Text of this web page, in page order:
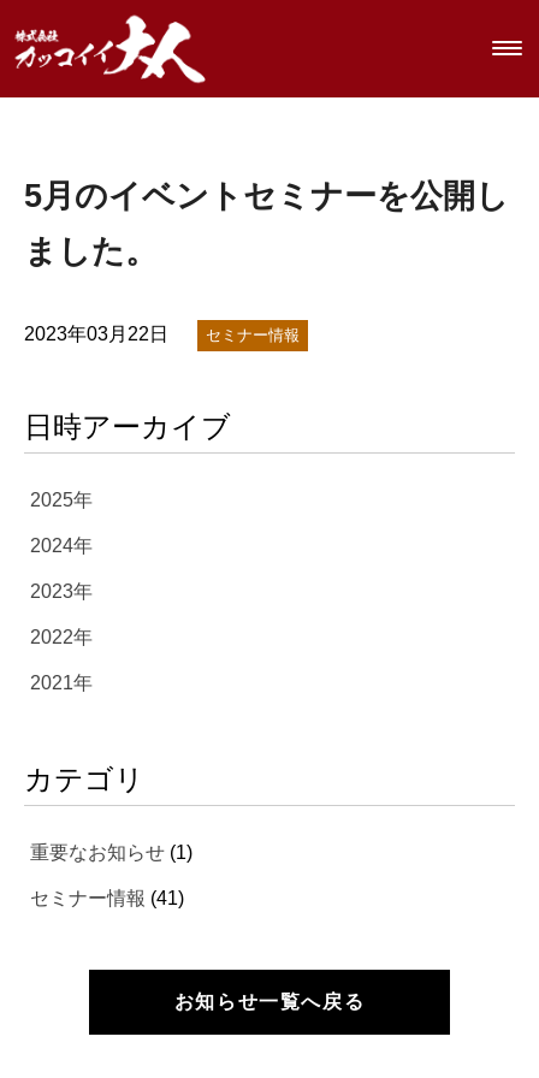
メ
ニ
5月のイベントセミナーを公開し
ました。
2023年03月22日 セミナー情報
日時アーカイブ
2025年
2024年
2023年
2022年
2021年
カテゴリ
重要なお知らせ (1)
セミナー情報 (41)
お知らせ一覧へ戻る